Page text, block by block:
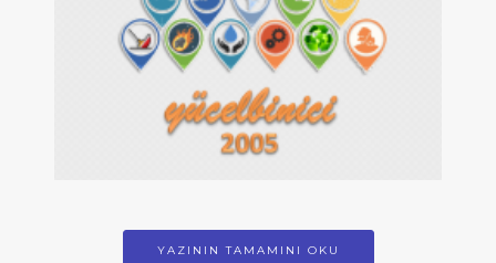
YAZININ TAMAMINI OKU